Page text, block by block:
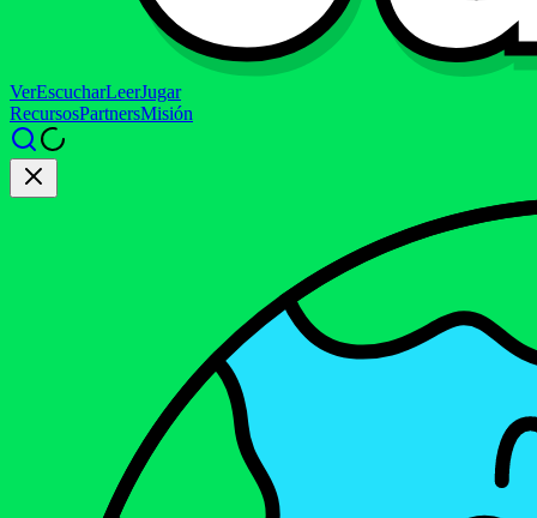
VerEscucharLeerJugar
RecursosPartnersMisión